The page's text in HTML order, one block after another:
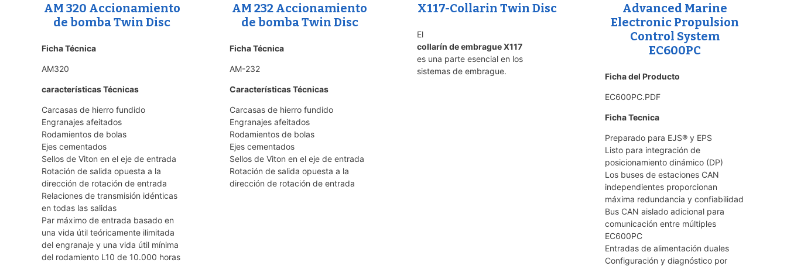
AM 320 Accionamiento
de bomba Twin Disc
Ficha Técnica
AM320
características Técnicas
Carcasas de hierro fundido
Engranajes afeitados
Rodamientos de bolas
Ejes cementados
Sellos de Viton en el eje de entrada
Rotación de salida opuesta a la
dirección de rotación de entrada
Relaciones de transmisión idénticas
en todas las salidas
Par máximo de entrada basado en
una vida útil teóricamente ilimitada
del engranaje y una vida útil mínima
del rodamiento L10 de 10.000 horas
AM 232 Accionamiento
de bomba Twin Disc
Ficha Técnica
AM-232
Características Técnicas
Carcasas de hierro fundido
Engranajes afeitados
Rodamientos de bolas
Ejes cementados
Sellos de Viton en el eje de entrada
Rotación de salida opuesta a la
dirección de rotación de entrada
X117-Collarin Twin Disc
El
collarín de embrague X117
es una parte esencial en los
sistemas de embrague.
Advanced Marine
Electronic Propulsion
Control System
EC600PC
Ficha del Producto
EC600PC.PDF
Ficha Tecnica
Preparado para EJS® y EPS
Listo para integración de
posicionamiento dinámico (DP)
Los buses de estaciones CAN
independientes proporcionan
máxima redundancia y confiabilidad
Bus CAN aislado adicional para
comunicación entre múltiples
EC600PC
Entradas de alimentación duales
Configuración y diagnóstico por